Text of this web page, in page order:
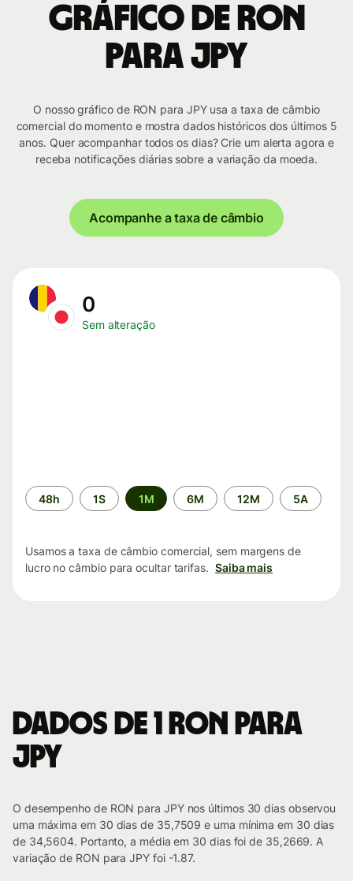
Gráfico de RON
para JPY
O nosso gráfico de RON para JPY usa a taxa de câmbio
comercial do momento e mostra dados históricos dos últimos 5
anos. Quer acompanhar todos os dias? Crie um alerta agora e
receba notificações diárias sobre a variação da moeda.
Acompanhe a taxa de câmbio
0
Sem alteração
Período
de
48h 1S 1M 6M 12M 5A
Usamos a taxa de câmbio comercial, sem margens de
lucro no câmbio para ocultar tarifas. Saiba mais
Dados de 1 RON para
JPY
O desempenho de RON para JPY nos últimos 30 dias observou
uma máxima em 30 dias de 35,7509 e uma mínima em 30 dias
de 34,5604. Portanto, a média em 30 dias foi de 35,2669. A
variação de RON para JPY foi -1.87.